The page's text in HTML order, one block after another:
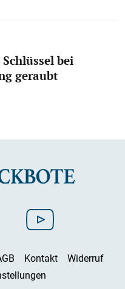
bei
geraubt
Kontakt
Widerruf